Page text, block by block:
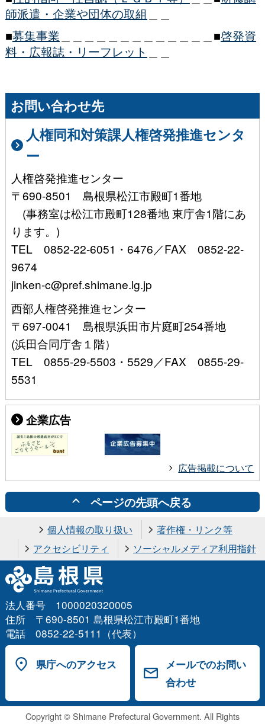
師派遣・企業や団体の取組
■募集事業 ＿＿＿＿＿＿＿＿＿＿＿＿＿■啓発資
料・広報誌・リーフレット
お問い合わせ先
人権同和対策課人権啓発推進センタ
ー
人権啓発推進センター
〒690-8501 島根県松江市殿町1番地
(事務室は松江市殿町128番地 東庁舎1階にあ
ります。)
TEL 0852-22-6051・6476／FAX 0852-22-
9674
jinken-c@pref.shimane.lg.jp
西部人権啓発推進センター
〒697-0041 島根県浜田市片庭町254番地
(浜田合同庁舎１階）
TEL 0855-29-5503・5529／FAX 0855-29-
5531
企業広告
広告掲載について
ページの先頭へ戻る
個人情報の取り扱い
著作権・リンク等
アクセシビリティ
ソーシャルメディア利用指針
法人番号 1000020320005
住所 〒690-8501 島根県松江市殿町1番地
電話 0852-22-5111（代表）
県庁へのアクセス
メールでのお問い
合わせ
Copyright © Shimane Prefectural Government. All Rights